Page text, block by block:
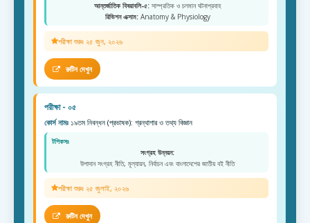
আন্তর্জাতিক বিষয়াবলি-৫:সাম্প্রতিক ও চলমান ঘটনাপ্রবাহ
রিভিশন এক্সাম:Anatomy & Physiology
পরীক্ষা শুরুঃ ২৫ জুন, ২০২৬
রুটিন দেখুন
পরীক্ষা - ০৫
কোর্স নামঃ ১৯তম নিবন্ধন (প্রভাষক): গ্রন্থাগার ও তথ্য বিজ্ঞান
টপিকসঃ
সংগ্রহ উন্নয়ন:
উপাদান সংগ্রহ নীতি, মূল্যায়ন, নির্বাচন এবং বাংলাদেশের জাতীয় বই নীতি
পরীক্ষা শুরুঃ ২৫ জুলাই, ২০২৬
রুটিন দেখুন